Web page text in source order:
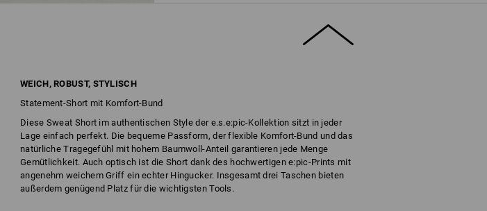
WEICH, ROBUST, STYLISCH
Statement-Short mit Komfort-Bund
Diese Sweat Short im authentischen Style der e.s.e:pic-Kollektion sitzt in jeder
Lage einfach perfekt. Die bequeme Passform, der flexible Komfort-Bund und das
natürliche Tragegefühl mit hohem Baumwoll-Anteil garantieren jede Menge
Gemütlichkeit. Auch optisch ist die Short dank des hochwertigen e:pic-Prints mit
angenehm weichem Griff ein echter Hingucker. Insgesamt drei Taschen bieten
außerdem genügend Platz für die wichtigsten Tools.